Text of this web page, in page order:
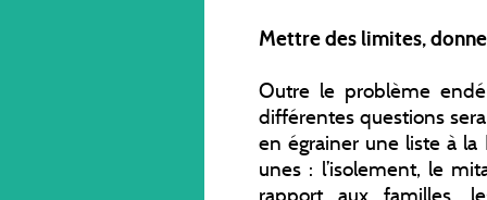
Mettre des limites,
Outre le problème
différentes questions
en égrainer une liste à la
unes : l’isolement, le
rapport aux familles,